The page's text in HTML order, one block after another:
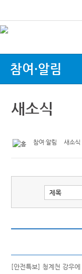
참여·알림
새소식
참여·알림 새소식
[안전특보] 청계천 강우